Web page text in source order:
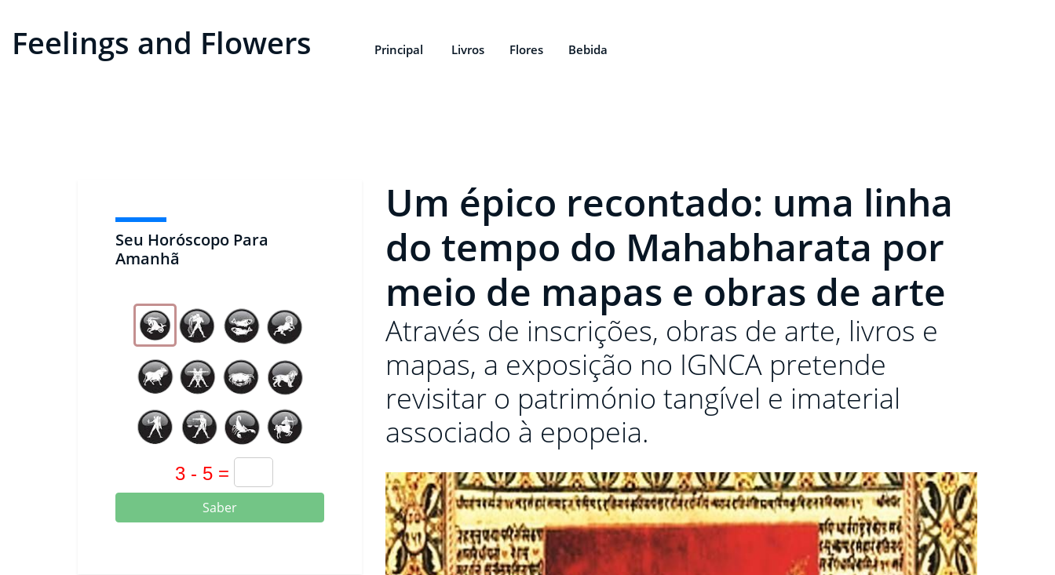
Feelings and Flowers Principal Livros Flores Bebida
Seu Horóscopo Para
Amanhã
Saber
Um épico recontado: uma linha
do tempo do Mahabharata por
meio de mapas e obras de arte
Através de inscrições, obras de arte, livros e
mapas, a exposição no IGNCA pretende
revisitar o património tangível e imaterial
associado à epopeia.